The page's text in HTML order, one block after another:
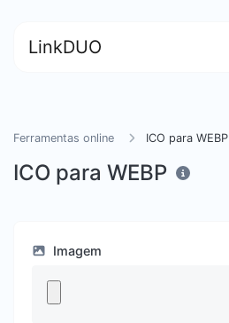
LinkDUO
Ferramentas online ICO para WEBP
ICO para WEBP
Imagem